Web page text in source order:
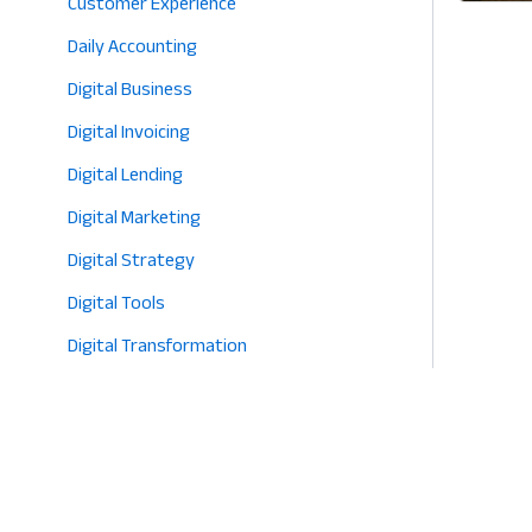
Daily Accounting
Digital Business
Digital Invoicing
Digital Lending
Digital Marketing
Digital Strategy
Digital Tools
Digital Transformation